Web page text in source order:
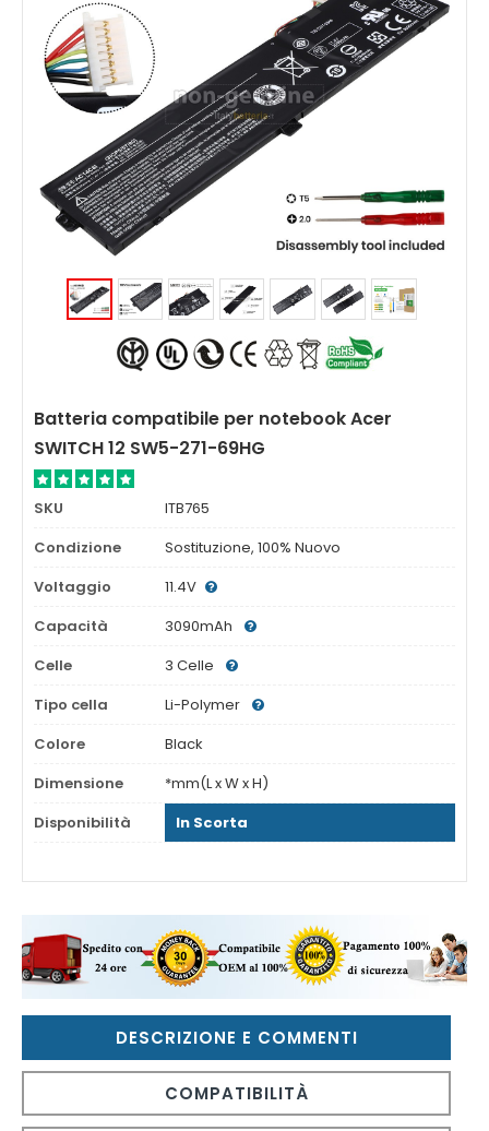
Batteria compatibile per notebook Acer
SWITCH 12 SW5-271-69HG
SKU
ITB765
Condizione
Sostituzione, 100% Nuovo
Voltaggio
11.4V
Capacità
3090mAh
Celle
3 Celle
Tipo cella
Li-Polymer
Colore
Black
Dimensione
*mm(L x W x H)
Disponibilità
In Scorta
DESCRIZIONE E COMMENTI
COMPATIBILITÀ